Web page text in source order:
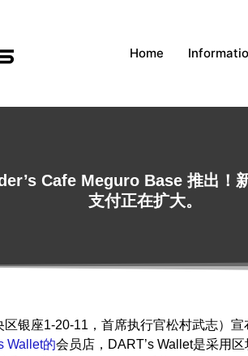
Home
Cafe Meguro Base 推出！
支付正在扩大。
银座1-20-11，首席执行官松村武志）
Wallet的会员店，DART’s Wallet是采用